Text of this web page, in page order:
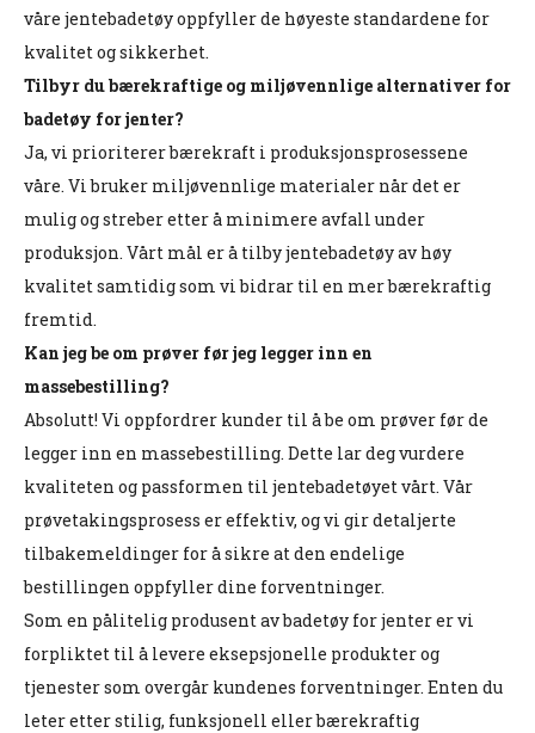
våre jentebadetøy oppfyller de høyeste standardene for
kvalitet og sikkerhet.
Tilbyr du bærekraftige og miljøvennlige alternativer for
badetøy for jenter?
Ja, vi prioriterer bærekraft i produksjonsprosessene
våre. Vi bruker miljøvennlige materialer når det er
mulig og streber etter å minimere avfall under
produksjon. Vårt mål er å tilby jentebadetøy av høy
kvalitet samtidig som vi bidrar til en mer bærekraftig
fremtid.
Kan jeg be om prøver før jeg legger inn en
massebestilling?
Absolutt! Vi oppfordrer kunder til å be om prøver før de
legger inn en massebestilling. Dette lar deg vurdere
kvaliteten og passformen til jentebadetøyet vårt. Vår
prøvetakingsprosess er effektiv, og vi gir detaljerte
tilbakemeldinger for å sikre at den endelige
bestillingen oppfyller dine forventninger.
Som en pålitelig produsent av badetøy for jenter er vi
forpliktet til å levere eksepsjonelle produkter og
tjenester som overgår kundenes forventninger. Enten du
leter etter stilig, funksjonell eller bærekraftig